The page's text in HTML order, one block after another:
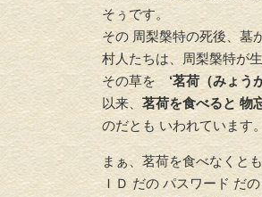
そぅです。
その 周梨槃特の死後、墓
村人たちは、周梨槃特が生
その草を ‘茗荷（みょう
以来、 茗荷を食べると 物
のだとも いわれています。
まぁ、茗荷を食べなくと
ＩＤ だの パスワード だ